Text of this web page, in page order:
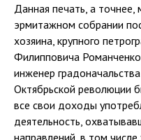
Данная печать, а точнее,
эрмитажном собрании
хозяина, крупного
Филипповича
инженер
Октябрьской революции
все свои доходы
деятельность,
направлений, в том